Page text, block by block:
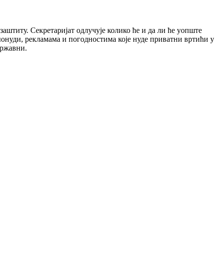
Секретаријат одлучује колико ће и да ли ће уопште
рекламама и погодностима које нуде приватни вртићи у